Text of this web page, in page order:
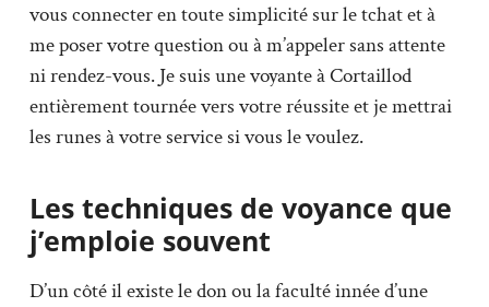
vous connecter en toute simplicité sur le tchat et à
me poser votre question ou à m’appeler sans attente
ni rendez-vous. Je suis une voyante à Cortaillod
entièrement tournée vers votre réussite et je mettrai
les runes à votre service si vous le voulez.
Les techniques de voyance que
j’emploie souvent
D’un côté il existe le don ou la faculté innée d’une